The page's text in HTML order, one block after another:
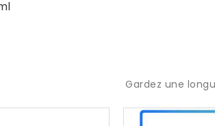
Gardez une